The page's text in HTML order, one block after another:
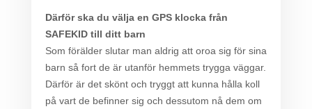
Därför ska du välja en GPS klocka från
SAFEKID till ditt barn
Som förälder slutar man aldrig att oroa sig för sina
barn så fort de är utanför hemmets trygga väggar.
Därför är det skönt och tryggt att kunna hålla koll
på vart de befinner sig och dessutom nå dem om